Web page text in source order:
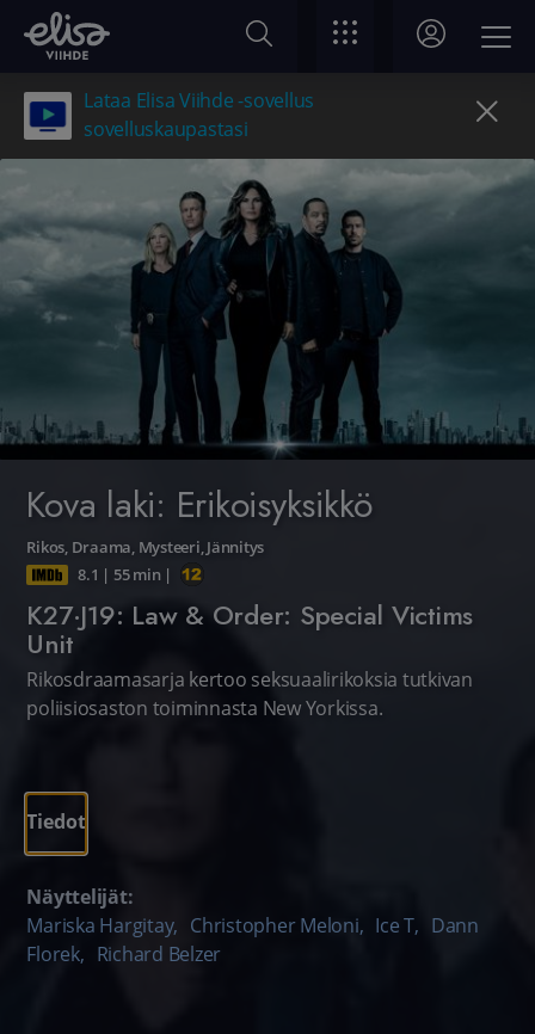
Lataa Elisa Viihde -sovellus
sovelluskaupastasi
Kova laki: Erikoisyksikkö
Rikos, Draama, Mysteeri,Jännitys
8.1 | 55 min |
K27·J19: Law & Order: Special Victims
Unit
Rikosdraamasarja kertoo seksuaalirikoksia tutkivan
poliisiosaston toiminnasta New Yorkissa.
Tiedot
Näyttelijät:
Mariska Hargitay, Christopher Meloni, Ice T, Dann
Florek, Richard Belzer